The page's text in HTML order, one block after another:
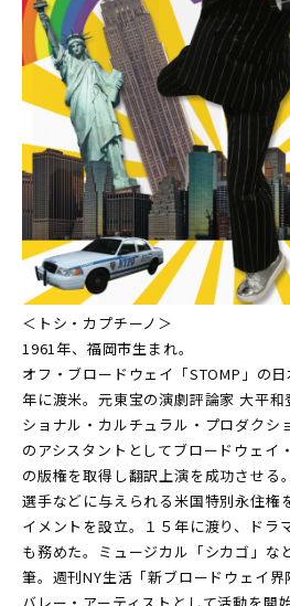
＜トシ・カプチーノ＞
1961年、福岡市生まれ。
オフ・ブロードウェイ「STOMP」の
年に渡米。元東宝の演劇評論家 大平
ショナル・カルチュラル・プロダクシ
のアシスタントとしてブロードウェイ
の版権を取得し翻訳上演を成功させる
選手などに与えられる米国特別永住権
イメントを設立。１５年に渡り、ドラ
も務めた。ミュージカル「シカゴ」な
筆。週刊NY生活「新ブロードウェイ